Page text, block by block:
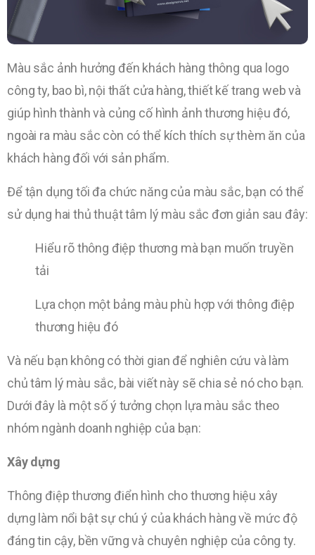
Màu sắc ảnh hưởng đến khách hàng thông qua logo
công ty, bao bì, nội thất cửa hàng, thiết kế trang web và
giúp hình thành và củng cố hình ảnh thương hiệu đó,
ngoài ra màu sắc còn có thể kích thích sự thèm ăn của
khách hàng đối với sản phẩm.
Để tận dụng tối đa chức năng của màu sắc, bạn có thể
sử dụng hai thủ thuật tâm lý màu sắc đơn giản sau đây:
Hiểu rõ thông điệp thương mà bạn muốn truyền
tải
Lựa chọn một bảng màu phù hợp với thông điệp
thương hiệu đó
Và nếu bạn không có thời gian để nghiên cứu và làm
chủ tâm lý màu sắc, bài viết này sẽ chia sẻ nó cho bạn.
Dưới đây là một số ý tưởng chọn lựa màu sắc theo
nhóm ngành doanh nghiệp của bạn:
Xây dựng
Thông điệp thương điển hình cho thương hiệu xây
dựng làm nổi bật sự chú ý của khách hàng về mức độ
đáng tin cậy, bền vững và chuyên nghiệp của công ty.